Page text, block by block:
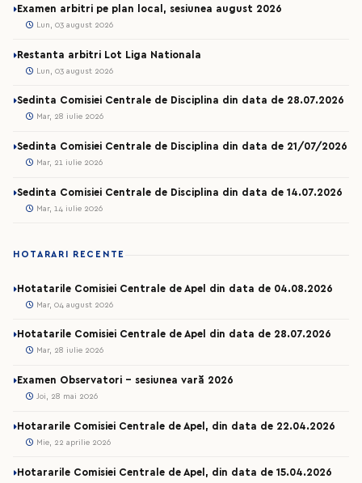
Examen arbitri pe plan local, sesiunea august 2026
Lun, 03 august 2026
Restanta arbitri Lot Liga Nationala
Lun, 03 august 2026
Sedinta Comisiei Centrale de Disciplina din data de 28.07.2026
Mar, 28 iulie 2026
Sedinta Comisiei Centrale de Disciplina din data de 21/07/2026
Mar, 21 iulie 2026
Sedinta Comisiei Centrale de Disciplina din data de 14.07.2026
Mar, 14 iulie 2026
HOTARARI RECENTE
Hotatarile Comisiei Centrale de Apel din data de 04.08.2026
Mar, 04 august 2026
Hotatarile Comisiei Centrale de Apel din data de 28.07.2026
Mar, 28 iulie 2026
Examen Observatori - sesiunea vară 2026
Joi, 28 mai 2026
Hotararile Comisiei Centrale de Apel, din data de 22.04.2026
Mie, 22 aprilie 2026
Hotararile Comisiei Centrale de Apel, din data de 15.04.2026